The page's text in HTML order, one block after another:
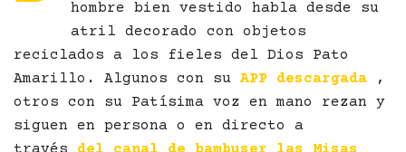
hombre bien vestido habla desde su
atril decorado con objetos
reciclados a los fieles del Dios Pato
Amarillo. Algunos con su APP descargada
,
otros con su Patísima voz en mano rezan y
siguen en persona o en directo a